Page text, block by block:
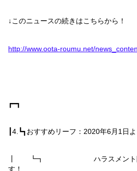
↓このニュースの続きはこちらから！
http://www.oota-roumu.net/
┏━┓
4. ┗┓おすすめリーフ： 2020年6月 1 日
┃ ┗┓ ハラスメント防止対
す！